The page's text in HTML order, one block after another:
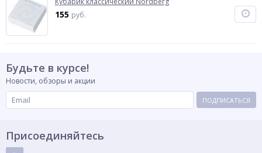
155 руб.
Будьте в курсе!
Новости, обзоры и акции
ПОДПИСАТЬСЯ
Присоединяйтесь